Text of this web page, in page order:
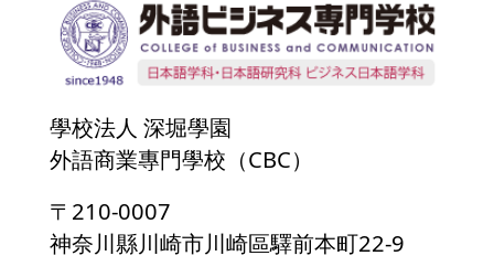
學校法人 深堀學園
外語商業專門學校（CBC）
〒210-0007
神奈川縣川崎市川崎區驛前本町22-9